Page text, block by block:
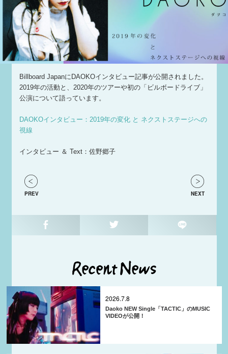
Billboard JapanにDAOKOインタビュー記事が公開されました。
2019年の活動と、2020年のツアーや初の「ビルボードライブ」
公演について語っています。
DAOKOインタビュー：2019年の変化 と ネクストステージへの
視線
インタビュー ＆ Text：佐野郷子
PREV NEXT
2026.7.8
Daoko NEW Single「TACTIC」のMUSIC
VIDEOが公開！